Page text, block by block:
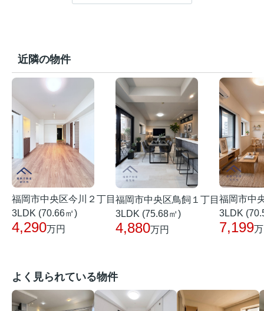
近隣の物件
福岡市中央区今川２丁目
3LDK (70.66㎡)
4,290万円
福岡市中央区鳥飼１丁目
3LDK (75.68㎡)
4,880万円
福岡市中
3LDK
7,199
よく見られている物件